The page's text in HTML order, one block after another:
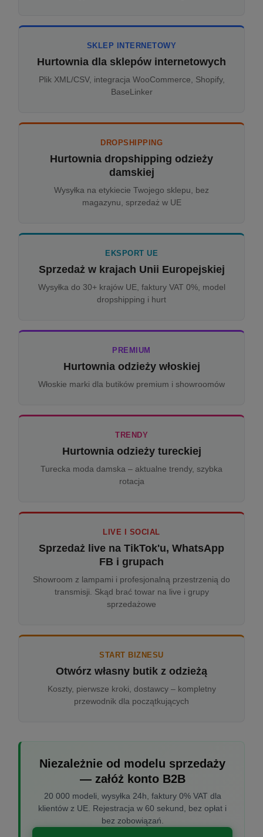
SKLEP INTERNETOWY
Hurtownia dla sklepów internetowych
Plik XML/CSV, integracja WooCommerce, Shopify,
BaseLinker
DROPSHIPPING
Hurtownia dropshipping odzieży
damskiej
Wysyłka na etykiecie Twojego sklepu, bez
magazynu, sprzedaż w UE
EKSPORT UE
Sprzedaż w krajach Unii Europejskiej
Wysyłka do 30+ krajów UE, faktury VAT 0%, model
dropshipping i hurt
PREMIUM
Hurtownia odzieży włoskiej
Włoskie marki dla butików premium i showroomów
TRENDY
Hurtownia odzieży tureckiej
Turecka moda damska – aktualne trendy, szybka
rotacja
LIVE I SOCIAL
Sprzedaż live na TikTok'u, WhatsApp
FB i grupach
Showroom z lampami i profesjonalną przestrzenią do
transmisji. Skąd brać towar na live i grupy
sprzedażowe
START BIZNESU
Otwórz własny butik z odzieżą
Koszty, pierwsze kroki, dostawcy – kompletny
przewodnik dla początkujących
Niezależnie od modelu sprzedaży
— załóż konto B2B
20 000 modeli, wysyłka 24h, faktury 0% VAT dla
klientów z UE. Rejestracja w 60 sekund, bez opłat i
bez zobowiązań.